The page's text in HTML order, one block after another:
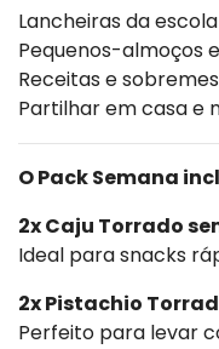
Lancheiras da
Pequenos-almoços
Receitas e
Partilhar em casa e
O Pack Semana
2x Caju Torrado
Ideal para snacks
2x Pistachio
Perfeito para levar